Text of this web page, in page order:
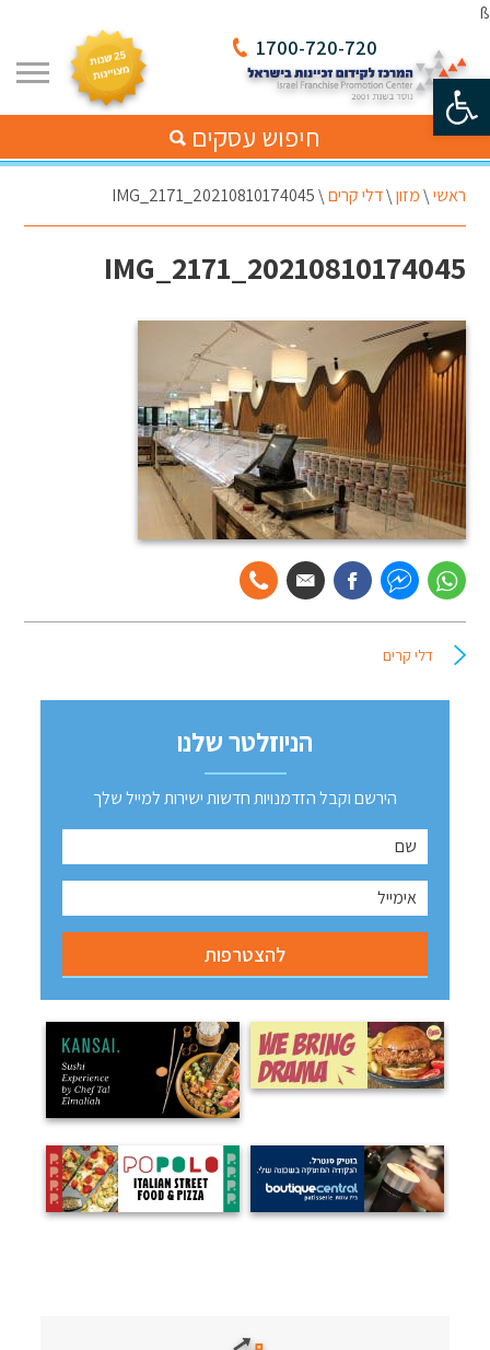
פתח סרגל נגישות
ß
1700-720-720
חיפוש עסקים
ראשי\מזון\דלי קרים\
20210810174045_IMG_2171
20210810174045_IMG_2171
דלי קרים
הניוזלטר שלנו
הירשם וקבל הזדמנויות חדשות ישירות למייל שלך